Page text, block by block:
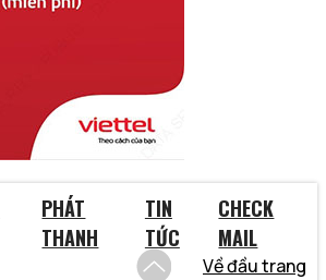
PHÁT
THANH
TIN
TỨC
CHECK
MAIL
Về đầu trang